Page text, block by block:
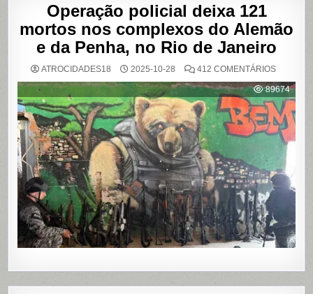
Operação policial deixa 121
mortos nos complexos do Alemão
e da Penha, no Rio de Janeiro
ATROCIDADES18 2025-10-28 412 COMENTÁRIOSEM
POLICIAL
DEIXA
121
MORTOS
NOS
DO
ALEMÃO
PENHA,
NO
RIO
89674